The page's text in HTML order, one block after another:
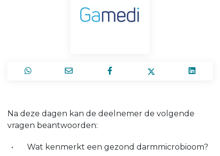
Na deze dagen kan de deelnemer de volgende
vragen beantwoorden:
Wat kenmerkt een gezond darmmicrobioom?